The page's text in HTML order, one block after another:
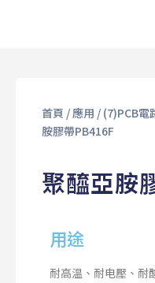
首頁 / 應用 / (7)PCB電
胺膠帶PB416F
聚醯亞胺
用途
耐高温、耐电壓、耐